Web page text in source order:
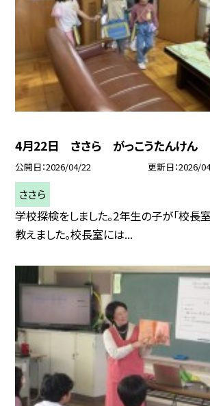
4月22日 ささら がっこうたんけん
公開日 2026/04/22 更新日 2026/
ささら
学校探検をしました。2年生の子が「校長
教えました。校長室には...